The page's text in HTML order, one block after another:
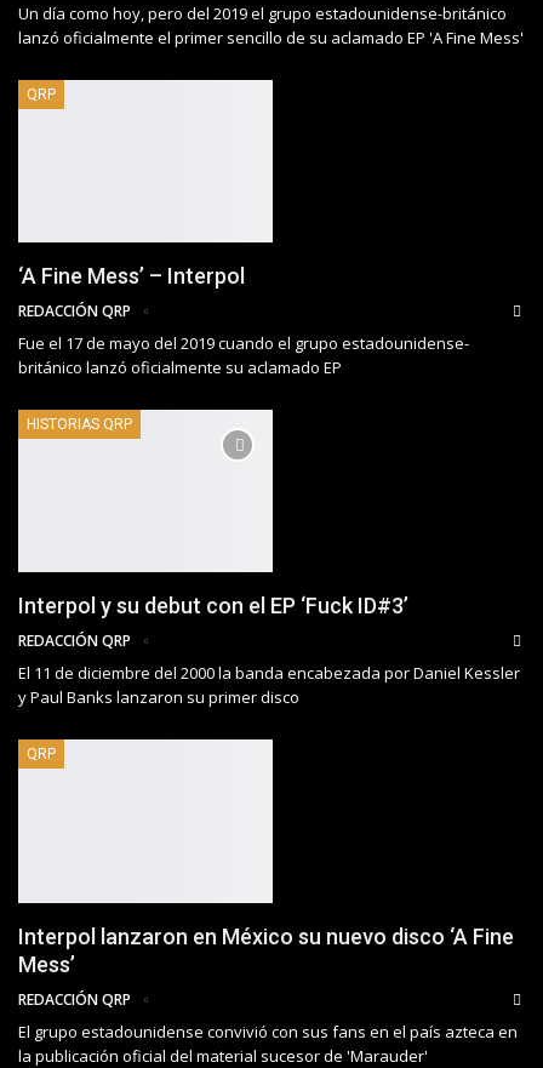
Un día como hoy, pero del 2019 el grupo estadounidense-británico
lanzó oficialmente el primer sencillo de su aclamado EP 'A Fine Mess'
QRP
‘A Fine Mess’ – Interpol
REDACCIÓN QRP
Fue el 17 de mayo del 2019 cuando el grupo estadounidense-
británico lanzó oficialmente su aclamado EP
HISTORIAS QRP
Interpol y su debut con el EP ‘Fuck ID#3’
REDACCIÓN QRP
El 11 de diciembre del 2000 la banda encabezada por Daniel Kessler
y Paul Banks lanzaron su primer disco
QRP
Interpol lanzaron en México su nuevo disco ‘A Fine
Mess’
REDACCIÓN QRP
El grupo estadounidense convivió con sus fans en el país azteca en
la publicación oficial del material sucesor de 'Marauder'